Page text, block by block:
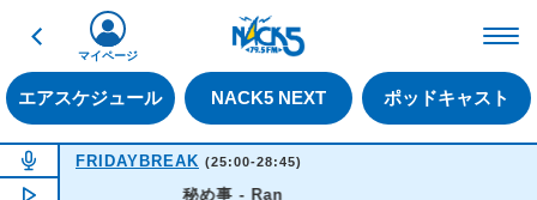
戻る
エアスケジュール NACK5 NEXT ポッドキャスト
マイページ
NOW ON AIR
FRIDAYBREAK (25:00-28:45)
03:33
秘め事 - Ran